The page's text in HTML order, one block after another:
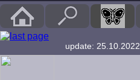
update: 25.10.2022